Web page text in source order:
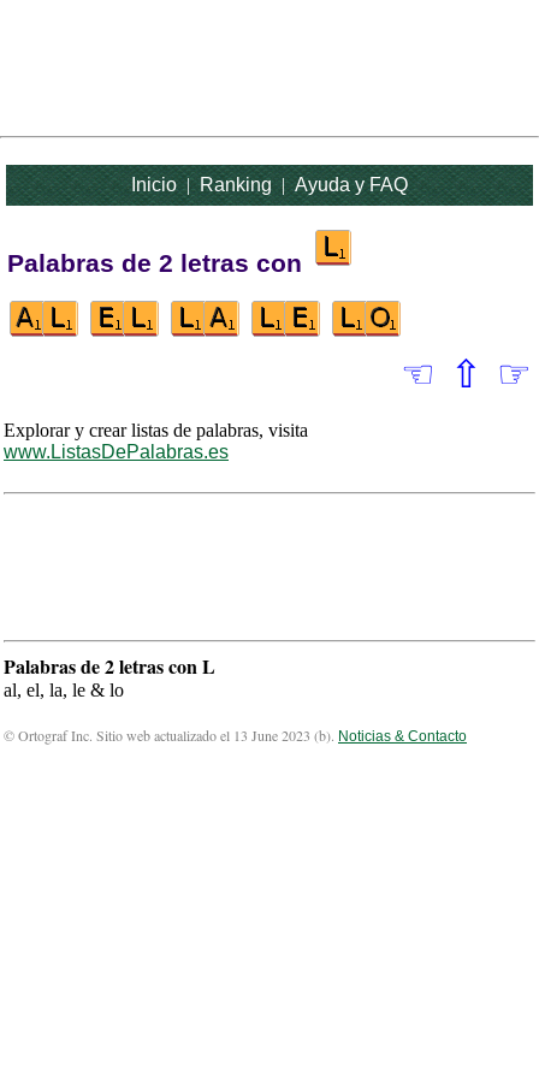
Inicio|Ranking|Ayuda y FAQ
Palabras de 2 letras con
☜ ⇧ ☞
Explorar y crear listas de palabras, visita
www.ListasDePalabras.es
Palabras de 2 letras con L
al, el, la, le & lo
© Ortograf Inc. Sitio web actualizado el 13 June 2023 (b). Noticias & Contacto